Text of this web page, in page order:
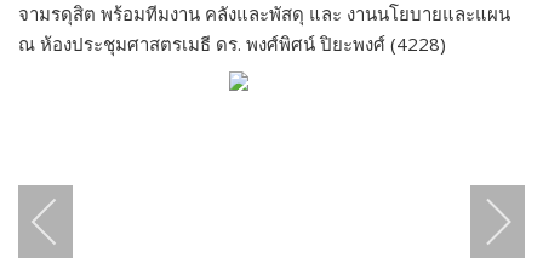
จามรดุสิต พร้อมทีมงาน คลังและพัสดุ และ งานนโยบายและแผน
ณ ห้องประชุมศาสตรเมธี ดร. พงศ์พิศน์ ปิยะพงศ์ (4228)